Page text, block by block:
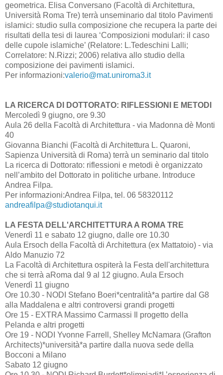
geometrica. Elisa Conversano (Facoltà di Architettura,
Università Roma Tre) terrà unseminario dal titolo Pavimenti
islamici: studio sulla composizione che recupera la parte dei
risultati della tesi di laurea ‘Composizioni modulari: il caso
delle cupole islamiche’ (Relatore: L.Tedeschini Lalli;
Correlatore: N.Rizzi; 2006) relativa allo studio della
composizione dei pavimenti islamici.
Per informazioni:valerio@mat.uniroma3.it
LA RICERCA DI DOTTORATO: RIFLESSIONI E METODI
Mercoledì 9 giugno, ore 9.30
Aula 26 della Facoltà di Architettura - via Madonna dè Monti
40
Giovanna Bianchi (Facoltà di Architettura L. Quaroni,
Sapienza Università di Roma) terrà un seminario dal titolo
La ricerca di Dottorato: riflessioni e metodi è organizzato
nell’ambito del Dottorato in politiche urbane. Introduce
Andrea Filpa.
Per informazioni:Andrea Filpa, tel. 06 58320112
andreafilpa@studiotanqui.it
LA FESTA DELL'ARCHITETTURA A ROMA TRE
Venerdì 11 e sabato 12 giugno, dalle ore 10.30
Aula Ersoch della Facoltà di Architettura (ex Mattatoio) - via
Aldo Manuzio 72
La Facoltà di Architettura ospiterà la Festa dell'architettura
che si terrà aRoma dal 9 al 12 giugno. Aula Ersoch
Venerdì 11 giugno
Ore 10.30 - NODI Stefano Boeri*centralità*a partire dal G8
alla Maddalena e altri controversi grandi progetti
Ore 15 - EXTRA Massimo Carmassi Il progetto della
Pelanda e altri progetti
Ore 19 - NODI Yvonne Farrell, Shelley McNamara (Grafton
Architects)*università*a partire dalla nuova sede della
Bocconi a Milano
Sabato 12 giugno